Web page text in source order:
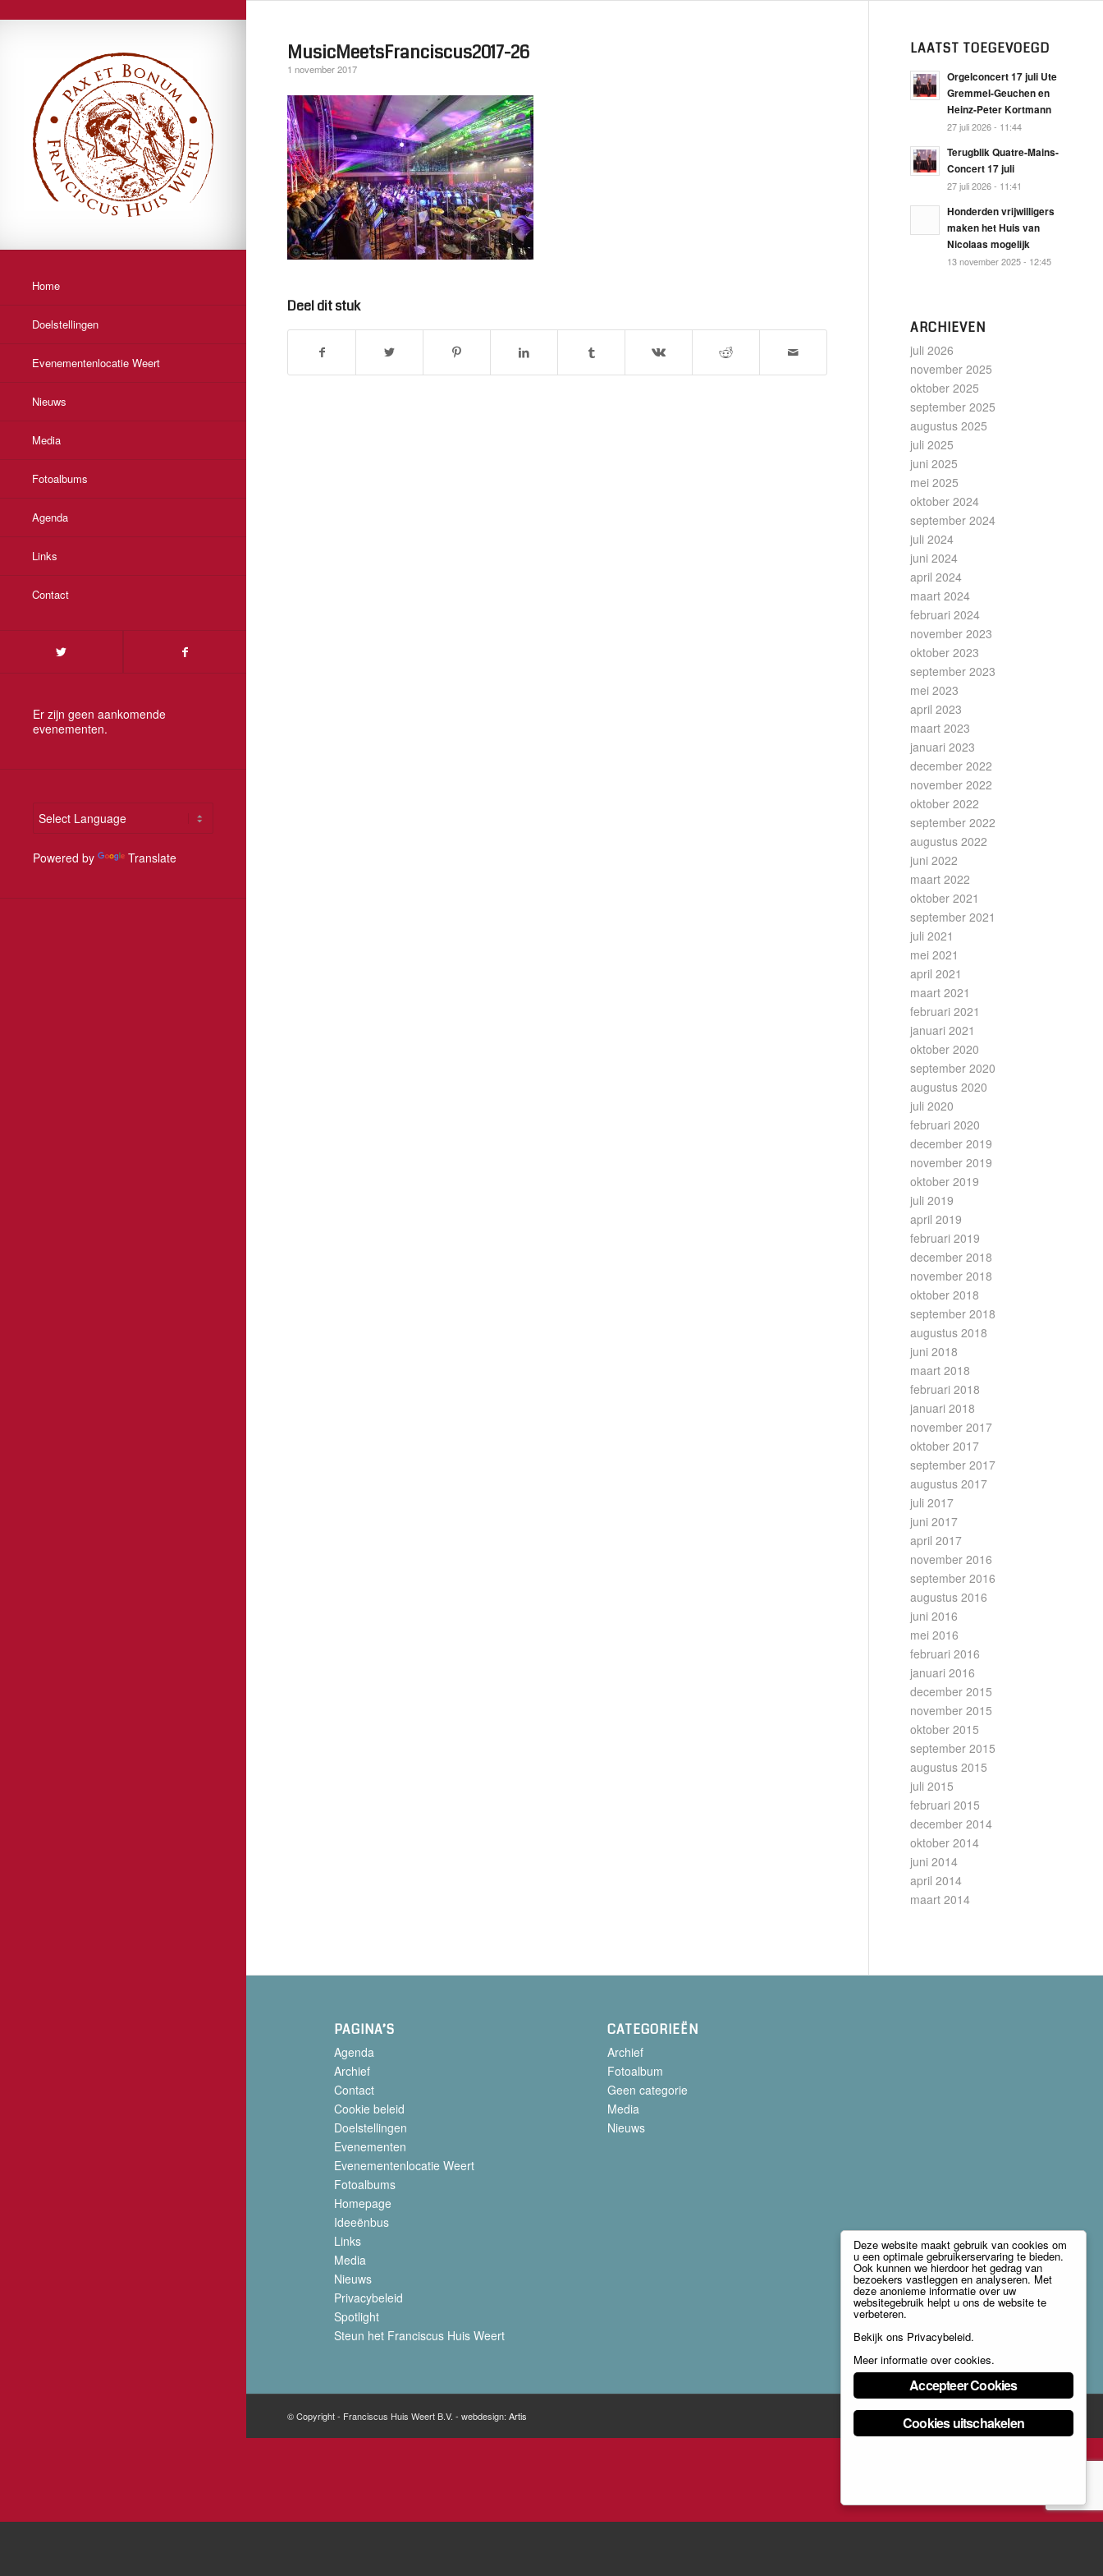
Home
Doelstellingen
Evenementenlocatie Weert
Nieuws
Media
Fotoalbums
Agenda
Links
Contact
Er zijn geen aankomende
evenementen.
Powered by Translate
MusicMeetsFranciscus2017-26
1 november 2017
Deel dit stuk
LAATST TOEGEVOEGD
Orgelconcert 17 juli Ute
Gremmel-Geuchen en
Heinz-Peter Kortmann
27 juli 2026 - 11:44
Terugblik Quatre-Mains-
Concert 17 juli
27 juli 2026 - 11:41
Honderden vrijwilligers
maken het Huis van
Nicolaas mogelijk
13 november 2025 - 12:45
ARCHIEVEN
juli 2026
november 2025
oktober 2025
september 2025
augustus 2025
juli 2025
juni 2025
mei 2025
oktober 2024
september 2024
juli 2024
juni 2024
april 2024
maart 2024
februari 2024
november 2023
oktober 2023
september 2023
mei 2023
april 2023
maart 2023
januari 2023
december 2022
november 2022
oktober 2022
september 2022
augustus 2022
juni 2022
maart 2022
oktober 2021
september 2021
juli 2021
mei 2021
april 2021
maart 2021
februari 2021
januari 2021
oktober 2020
september 2020
augustus 2020
juli 2020
februari 2020
december 2019
november 2019
oktober 2019
juli 2019
april 2019
februari 2019
december 2018
november 2018
oktober 2018
september 2018
augustus 2018
juni 2018
maart 2018
februari 2018
januari 2018
november 2017
oktober 2017
september 2017
augustus 2017
juli 2017
juni 2017
april 2017
november 2016
september 2016
augustus 2016
juni 2016
mei 2016
februari 2016
januari 2016
december 2015
november 2015
oktober 2015
september 2015
augustus 2015
juli 2015
februari 2015
december 2014
oktober 2014
juni 2014
april 2014
maart 2014
PAGINA’S
Agenda
Archief
Contact
Cookie beleid
Doelstellingen
Evenementen
Evenementenlocatie Weert
Fotoalbums
Homepage
Ideeënbus
Links
Media
Nieuws
Privacybeleid
Spotlight
Steun het Franciscus Huis Weert
CATEGORIEËN
Archief
Fotoalbum
Geen categorie
Media
Nieuws
© Copyright - Franciscus Huis Weert B.V. - webdesign: Artis
Deze website maakt gebruik van cookies om
u een optimale gebruikerservaring te bieden.
Ook kunnen we hierdoor het gedrag van
bezoekers vastleggen en analyseren. Met
deze anonieme informatie over uw
websitegebruik helpt u ons de website te
verbeteren.
Bekijk ons Privacybeleid.
Meer informatie over cookies.
Accepteer Cookies
Cookies uitschakelen